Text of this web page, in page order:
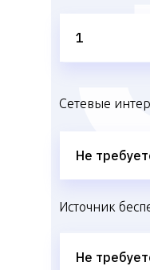
Источник
Сетевые